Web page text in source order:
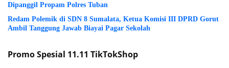
Dipanggil Propam Polres Tuban
Redam Polemik di SDN 8 Sumalata, Ketua Komisi III DPRD Gorut
Ambil Tanggung Jawab Biayai Pagar Sekolah
Promo Spesial 11.11 TikTokShop